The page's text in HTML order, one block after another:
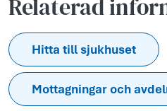
Relaterad
Hitta till sjukhuset
Mottagningar och